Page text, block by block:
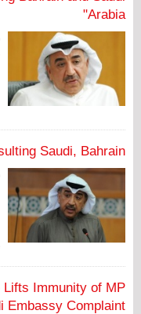
Arabia"
Saudi, Bahrain
Lifts Immunity of MP
Embassy Complaint